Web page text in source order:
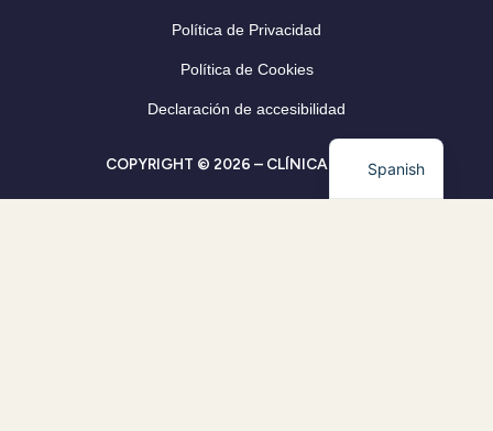
Política de Privacidad
Política de Cookies
Declaración de accesibilidad
COPYRIGHT © 2026 – CLÍNICA CLEVERSpanish